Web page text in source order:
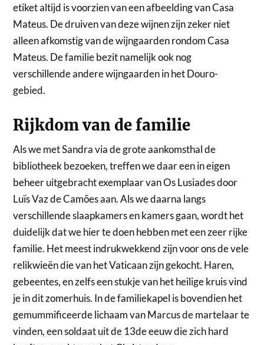
etiket altijd is voorzien van een afbeelding van Casa
Mateus. De druiven van deze wijnen zijn zeker niet
alleen afkomstig van de wijngaarden rondom Casa
Mateus. De familie bezit namelijk ook nog
verschillende andere wijngaarden in het Douro-
gebied.
Rijkdom van de familie
Als we met Sandra via de grote aankomsthal de
bibliotheek bezoeken, treffen we daar een in eigen
beheer uitgebracht exemplaar van Os Lusiades door
Luïs Vaz de Camões aan. Als we daarna langs
verschillende slaapkamers en kamers gaan, wordt het
duidelijk dat we hier te doen hebben met een zeer rijke
familie. Het meest indrukwekkend zijn voor ons de vele
relikwieën die van het Vaticaan zijn gekocht. Haren,
gebeentes, en zelfs een stukje van het heilige kruis vind
je in dit zomerhuis. In de familiekapel is bovendien het
gemummificeerde lichaam van Marcus de martelaar te
vinden, een soldaat uit de 13de eeuw die zich hard